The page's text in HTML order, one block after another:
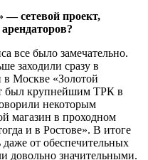
— сетевой проект,
все было замечательно.
заходили сразу в
в Москве «Золотой
был крупнейшим ТРК в
некоторым
магазин в проходном
и в Ростове». В итоге
даже от обеспечительных
довольно значительными.